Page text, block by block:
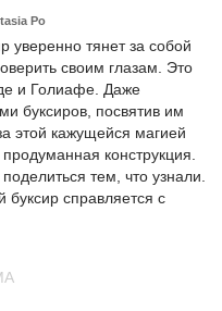
Po
уверенно тянет за собой
своим глазам. Это
и Голиафе. Даже
буксиров, посвятив им
этой кажущейся магией
конструкция.
тем, что узнали.
буксир справляется с